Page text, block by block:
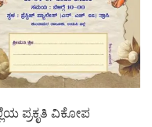
ಪ್ರಕೃತಿ ವಿಕೋಪ